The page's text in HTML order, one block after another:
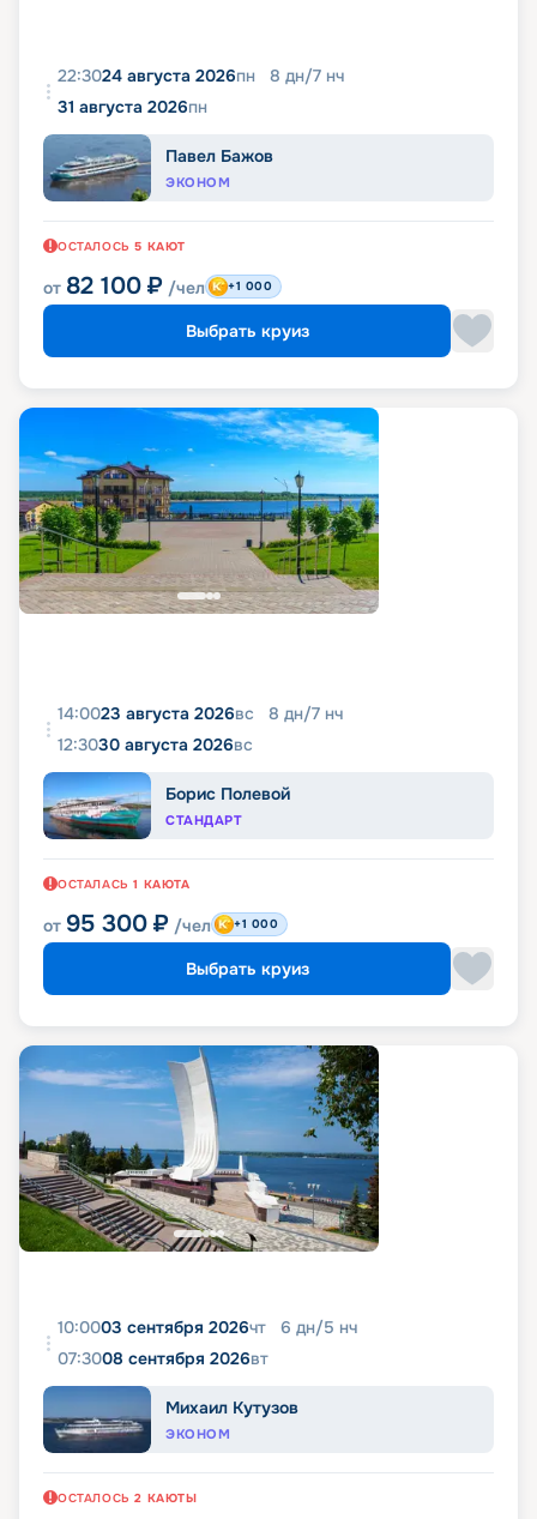
22:3024 августа 2026пн 8 дн/7 нч
31 августа 2026пн
Павел Бажов
ЭКОНОМ
ОСТАЛОСЬ 5 КАЮТ
от 82 100 ₽ /чел +1 000
Выбрать круиз
14:0023 августа 2026вс 8 дн/7 нч
12:3030 августа 2026вс
Борис Полевой
СТАНДАРТ
ОСТАЛАСЬ 1 КАЮТА
от 95 300 ₽ /чел +1 000
Выбрать круиз
10:0003 сентября 2026чт 6 дн/5 нч
07:3008 сентября 2026вт
Михаил Кутузов
ЭКОНОМ
ОСТАЛОСЬ 2 КАЮТЫ